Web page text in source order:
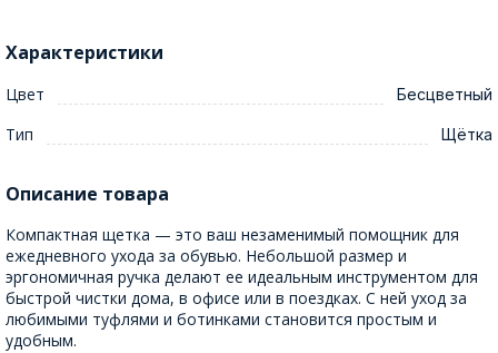
Характеристики
Цвет Бесцветный
Тип Щётка
Описание товара
Компактная щетка — это ваш незаменимый помощник для
ежедневного ухода за обувью. Небольшой размер и
эргономичная ручка делают ее идеальным инструментом для
быстрой чистки дома, в офисе или в поездках. С ней уход за
любимыми туфлями и ботинками становится простым и
удобным.